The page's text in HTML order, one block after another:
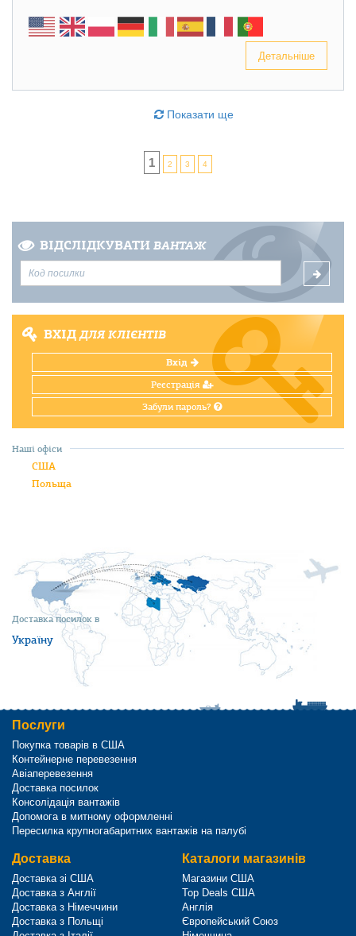
Детальніше
Показати ще
1 2 3 4
ВІДСЛІДКУВАТИ ВАНТАЖ
ВХІДДЛЯ КЛІЄНТІВ
Вхід
Реєстрація
Забули пароль?
Доставка посилок в
Україну
Наші офіси
США
Польща
Послуги
Покупка товарів в США
Контейнерне перевезення
Авіаперевезення
Доставка посилок
Консолідація вантажів
Допомога в митному оформленні
Пересилка крупногабаритних вантажів на палубі
Доставка
Доставка зі США
Доставка з Англії
Доставка з Німеччини
Доставка з Польщі
Каталоги магазинів
Магазини США
Top Deals США
Англія
Європейський Союз